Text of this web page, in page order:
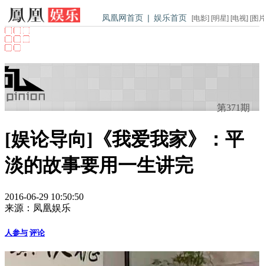
凤凰网首页 | 娱乐首页 [电影] [明星] [电视] [图
第371期
[娱论导向]《我爱我家》：平
淡的故事要用一生讲完
2016-06-29 10:50:50
来源： 凤凰娱乐
人参与 评论